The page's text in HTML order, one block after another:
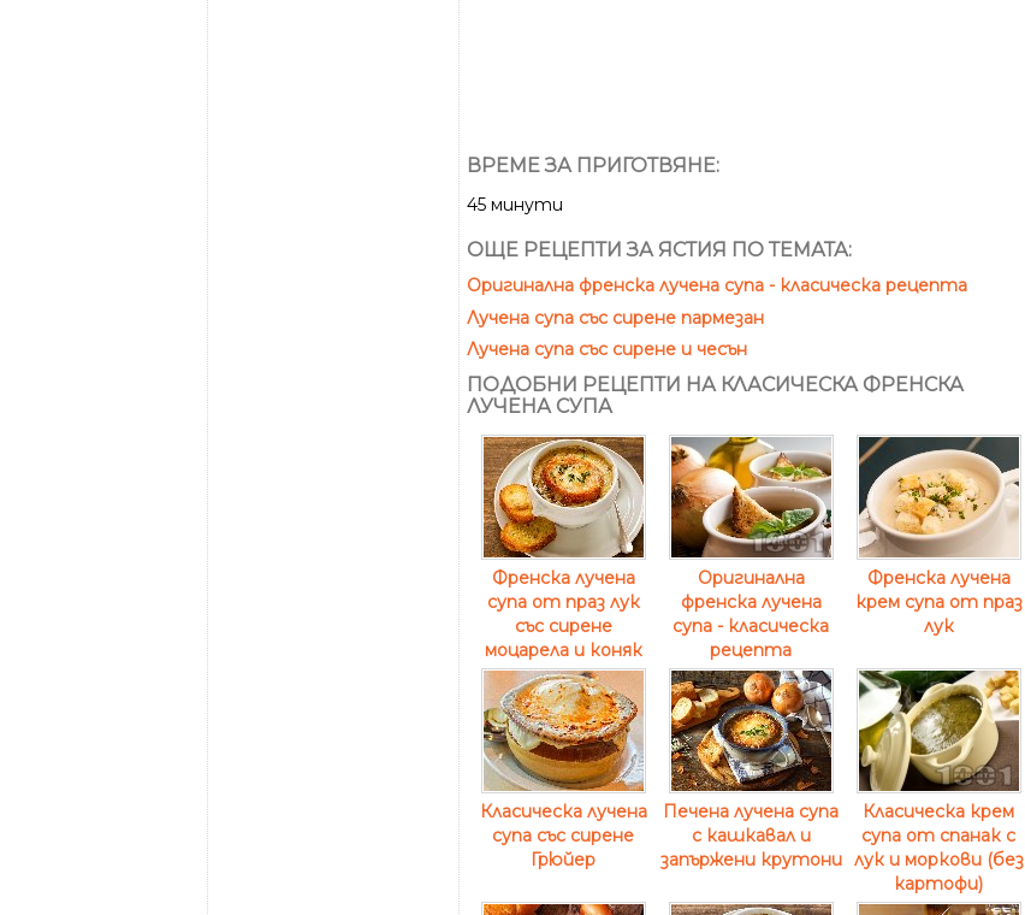
ВРЕМЕ ЗА ПРИГОТВЯНЕ:
45 минути
ОЩЕ РЕЦЕПТИ ЗА ЯСТИЯ ПО ТЕМАТА:
Оригинална френска лучена супа - класическа рецепта
Лучена супа със сирене пармезан
Лучена супа със сирене и чесън
ПОДОБНИ РЕЦЕПТИ НА КЛАСИЧЕСКА ФРЕНСКА
ЛУЧЕНА СУПА
Френска лучена
супа от праз лук
със сирене
моцарела и коняк
Оригинална
френска лучена
супа - класическа
рецепта
Френска лучена
крем супа от праз
лук
Класическа лучена
супа със сирене
Грюйер
Печена лучена супа
с кашкавал и
запържени крутони
Класическа крем
супа от спанак с
лук и моркови (без
картофи)